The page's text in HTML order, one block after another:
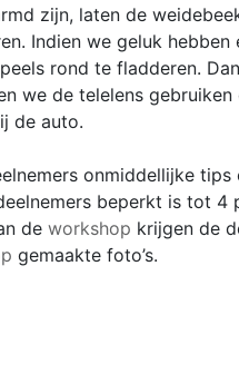
zijn, laten de
Indien we geluk
rond te fladderen.
we de telelens
de auto.
onmiddellijke
beperkt is tot 4
de workshop krijgen de
gemaakte foto’s.